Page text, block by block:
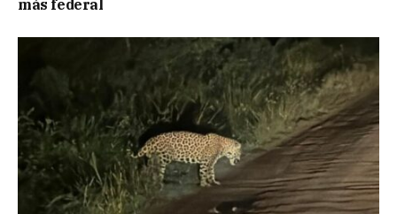
más federal